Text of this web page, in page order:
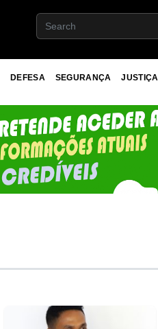
DEFESA SEGURANÇA JUSTIÇA